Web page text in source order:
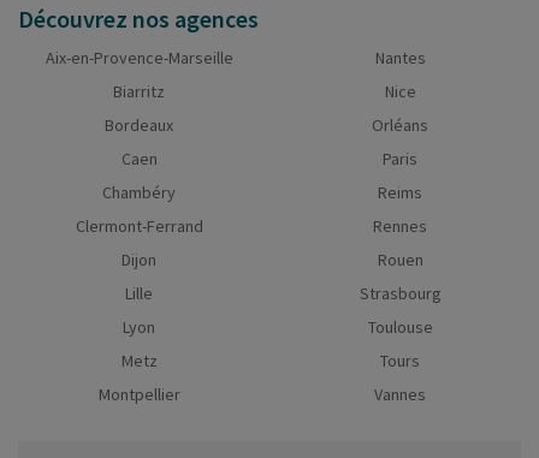
Découvrez nos agences
Aix-en-Provence-Marseille
Biarritz
Bordeaux
Caen
Chambéry
Clermont-Ferrand
Dijon
Lille
Lyon
Metz
Montpellier
Nantes
Nice
Orléans
Paris
Reims
Rennes
Rouen
Strasbourg
Toulouse
Tours
Vannes